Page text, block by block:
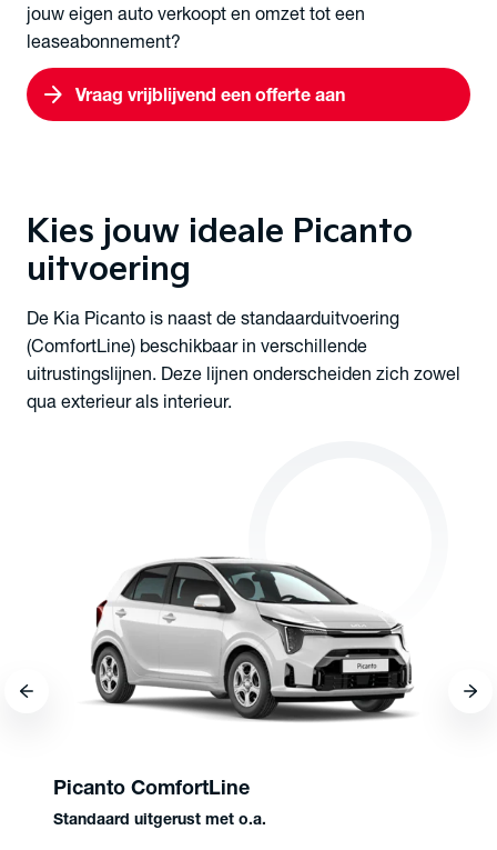
jouw eigen auto verkoopt en omzet tot een
leaseabonnement?
arrow_forward Vraag vrijblijvend een offerte aan
Kies jouw ideale Picanto
uitvoering
De Kia Picanto is naast de standaarduitvoering
(ComfortLine) beschikbaar in verschillende
uitrustingslijnen. Deze lijnen onderscheiden zich zowel
qua exterieur als interieur.
Picanto ComfortLine
Standaard uitgerust met o.a.